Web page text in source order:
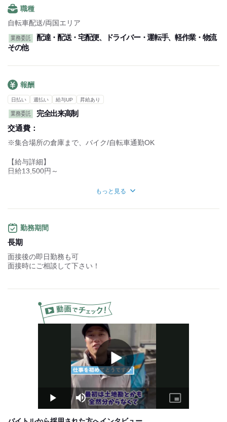
↓
配達開始
専用アプリ地図で配達先を確認
配達終了
倉庫・営業所に集合
↓
～働きやすいポイント～
専用アプリから配送先を確認できるので、
配送場所をその都度調べなくてOK
配送エリアに詳しくない方でも安心
■連休も取得可能
職種
自転車配送/両国エリア
業務委託
配達・配送・宅配便、ドライバー・運転手、軽作業・物流
その他
報酬
日払い 週払い 給与UP 昇給あり
業務委託
完全出来高制
交通費：
※集合場所の倉庫まで、バイク/自転車通勤OK
【給与詳細】
日給13,500円～
▼週5日勤務（23日勤務）
月322,000円～
月112,000円～
▼週2日勤務（8日勤務）
■前・日・週払い制度導入
■インセンティブ制度
■ボーナスあり
※前年度実績による
■新年ボーナスあり
もっと見る
勤務期間
長期
面接後の即日勤務も可
面接時にご相談して下さい！
Play
Video
Play Mute
Picture-
in-